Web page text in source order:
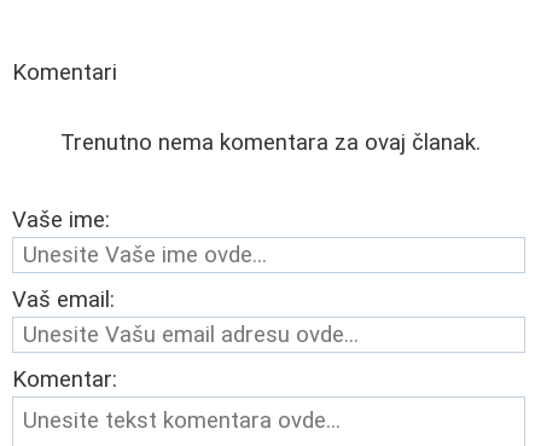
Komentari
Trenutno nema komentara za ovaj članak.
Vaše ime:
Vaš email:
Komentar: